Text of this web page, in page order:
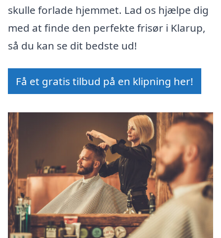
skulle forlade hjemmet. Lad os hjælpe dig
med at finde den perfekte frisør i Klarup,
så du kan se dit bedste ud!
Få et gratis tilbud på en klipning her!